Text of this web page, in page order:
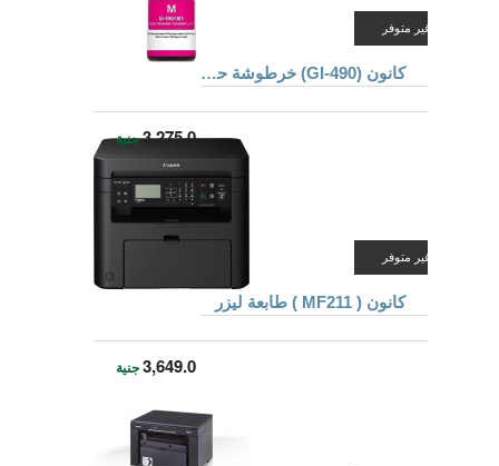
غير متوفر
كانون (GI-490) خرطوشة حبر للطابعات لون أرجوانى
غير متوفر
3,275.0جنية
كانون ( MF211 ) طابعة ليزر
3,649.0جنية